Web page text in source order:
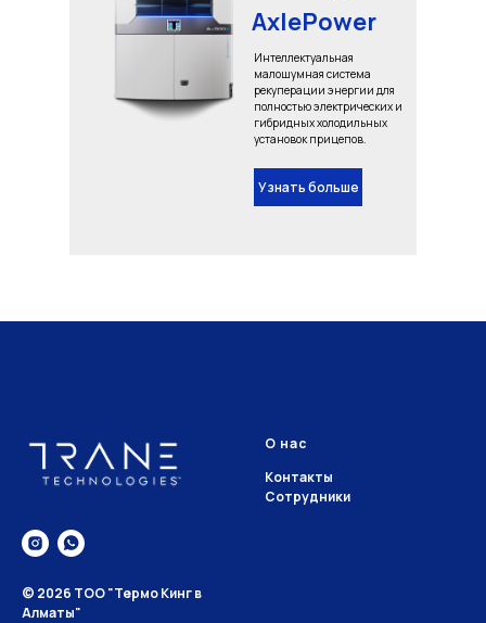
Узнать больше
Интеллектуальная
малошумная система
рекуперации энергии для
полностью электрических и
гибридных холодильных
установок прицепов.
AxlePower
© 2026 ТОО "Термо Кинг в
Алматы"
О нас
Контакты
Сотрудники